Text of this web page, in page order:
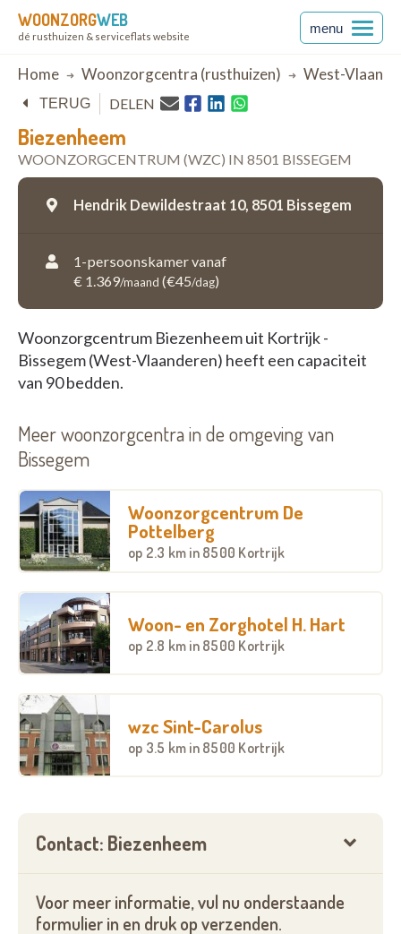
WOONZORGWEB
dé rusthuizen & serviceflats website
menu
Breadcrumb
Home Woonzorgcentra (rusthuizen) West-
Biezenheem
WOONZORGCENTRUM (WZC) IN 8501 BISSEGEM
TERUG DELEN
Hendrik Dewildestraat 10, 8501 Bissegem
1-persoonskamer vanaf
€ 1.369/maand (€45/dag)
Woonzorgcentrum Biezenheem uit Kortrijk -
Bissegem (West-Vlaanderen) heeft een capaciteit
van 90 bedden.
Meer woonzorgcentra in de omgeving van
Bissegem
Woonzorgcentrum De
Pottelberg
op 2.3 km in 8500 Kortrijk
Woon- en Zorghotel H. Hart
op 2.8 km in 8500 Kortrijk
wzc Sint-Carolus
op 3.5 km in 8500 Kortrijk
Contact: Biezenheem
Voor meer informatie, vul nu onderstaande
formulier in en druk op verzenden.